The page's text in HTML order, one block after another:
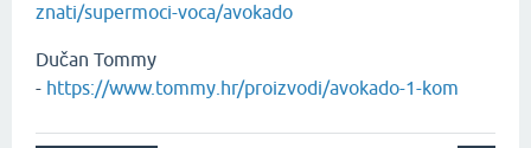
znati/supermoci-voca/avokado
Dučan Tommy
- https://www.tommy.hr/proizvodi/avokado-1-kom